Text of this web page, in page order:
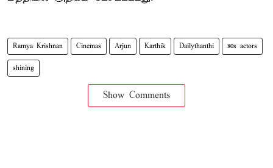
Ramya Krishnan Cinemas Arjun Karthik Dailythanthi 80s actors
shining
Show Comments